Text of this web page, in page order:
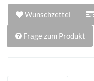
Wunschzettel
Frage zum Produkt